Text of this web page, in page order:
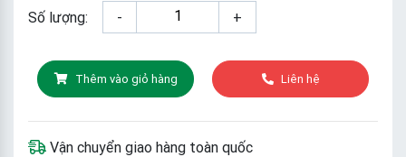
Số lượng: - +
Thêm vào giỏ hàng Liên hệ
Vận chuyển giao hàng toàn quốc